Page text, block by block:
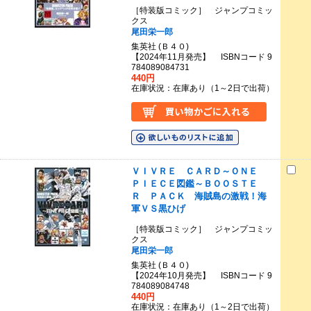
［特装版コミック］ ジャンプコミッ
クス
尾田栄一郎
集英社 (Ｂ４０)
【2024年11月発売】 ISBNコード 9
784089084731
440円
在庫状況：在庫あり（1～2日で出荷）
ＶＩＶＲＥ ＣＡＲＤ～ＯＮＥ
ＰＩＥＣＥ図鑑～ＢＯＯＳＴＥ
Ｒ ＰＡＣＫ 海賊島の激戦！海
軍ＶＳ黒ひげ
［特装版コミック］ ジャンプコミッ
クス
尾田栄一郎
集英社 (Ｂ４０)
【2024年10月発売】 ISBNコード 9
784089084748
440円
在庫状況：在庫あり（1～2日で出荷）